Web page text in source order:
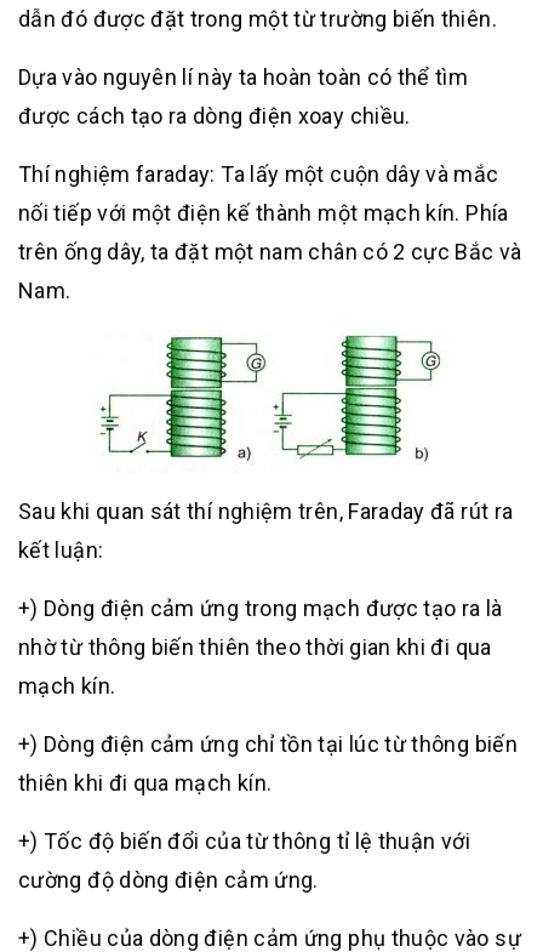
dẫn đó được đặt trong một từ trường biến thiên.
Dựa vào nguyên lí này ta hoàn toàn có thể tìm
được cách tạo ra dòng điện xoay chiều.
Thí nghiệm faraday: Ta lấy một cuộn dây và mắc
nối tiếp với một điện kế thành một mạch kín. Phía
trên ống dây, ta đặt một nam chân có 2 cực Bắc và
Nam.
Sau khi quan sát thí nghiệm trên, Faraday đã rút ra
kết luận:
+) Dòng điện cảm ứng trong mạch được tạo ra là
nhờ từ thông biến thiên theo thời gian khi đi qua
mạch kín.
+) Dòng điện cảm ứng chỉ tồn tại lúc từ thông biến
thiên khi đi qua mạch kín.
+) Tốc độ biến đổi của từ thông tỉ lệ thuận với
cường độ dòng điện cảm ứng.
+) Chiều của dòng điện cảm ứng phụ thuộc vào sự